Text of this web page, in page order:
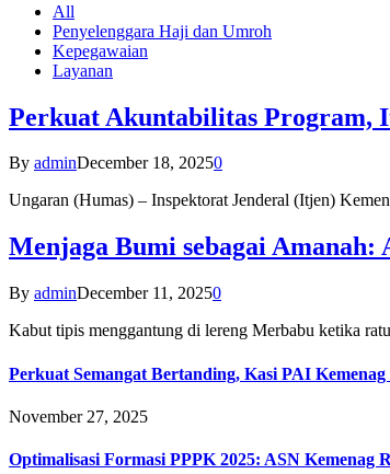
All
Penyelenggara Haji dan Umroh
Kepegawaian
Layanan
Perkuat Akuntabilitas Program,
By adminDecember 18, 20250
Ungaran (Humas) – Inspektorat Jenderal (Itjen)
Menjaga Bumi sebagai
By adminDecember 11, 20250
Kabut tipis menggantung di lereng Merbabu ketika
Perkuat Semangat Bertanding, Kasi PAI
November 27, 2025
Optimalisasi Formasi PPPK 2025: ASN